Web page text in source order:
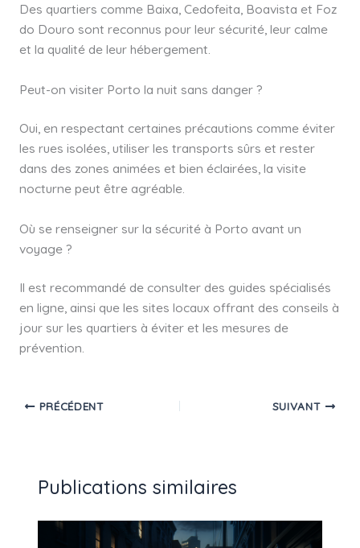
Des quartiers comme Baixa, Cedofeita, Boavista et Foz
do Douro sont reconnus pour leur sécurité, leur calme
et la qualité de leur hébergement.
Peut-on visiter Porto la nuit sans danger ?
Oui, en respectant certaines précautions comme éviter
les rues isolées, utiliser les transports sûrs et rester
dans des zones animées et bien éclairées, la visite
nocturne peut être agréable.
Où se renseigner sur la sécurité à Porto avant un
voyage ?
Il est recommandé de consulter des guides spécialisés
en ligne, ainsi que les sites locaux offrant des conseils à
jour sur les quartiers à éviter et les mesures de
prévention.
PRÉCÉDENT SUIVANT
Publications similaires